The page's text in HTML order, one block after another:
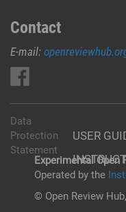
Contact
E-mail:
USER
Data
Protection
Statement
Experimental Open
Operated by the
© Open Review